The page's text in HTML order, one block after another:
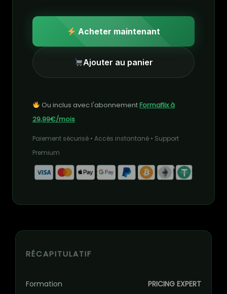
Acheter maintenant
Ajouter au panier
Ou inclus avec l'abonnementFormaflix à
29,99€/mois
Paiement sécurisé • Accès instantané • Support
Premium
RÉCAPITULATIF
Formation PRICING EXPERT